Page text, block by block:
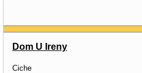
Dom U Ireny
Ciche